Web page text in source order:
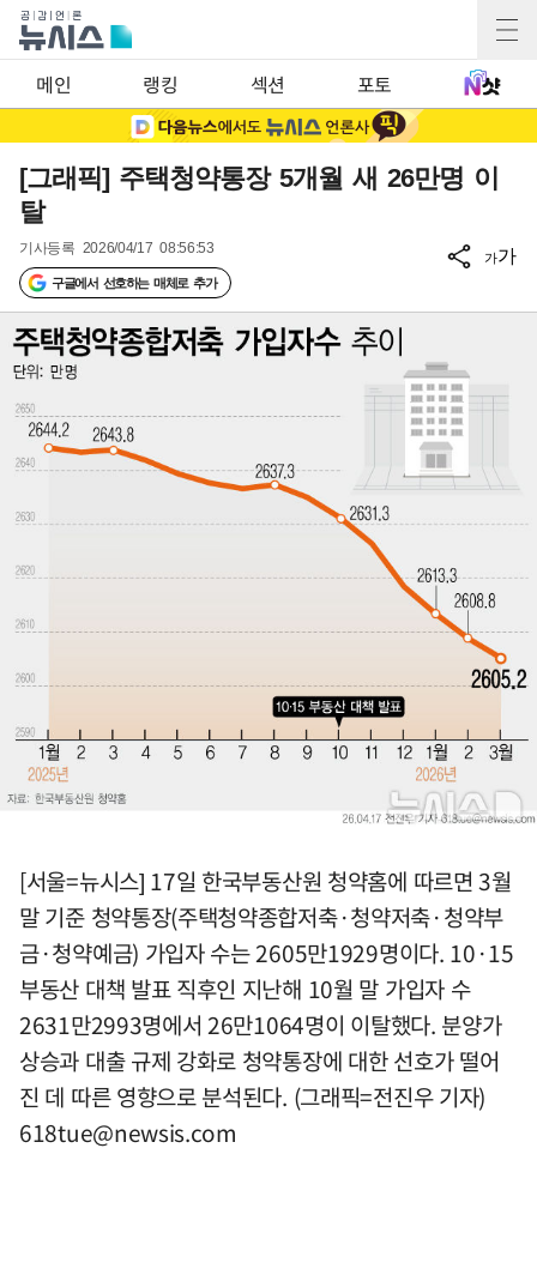
메인 랭킹 섹션 포토
[그래픽] 주택청약통장 5개월 새 26만명 이
탈
기사등록 2026/04/17 08:56:53
구글에서 선호하는 매체로 추가
가가
[서울=뉴시스] 17일 한국부동산원 청약홈에 따르면 3월
말 기준 청약통장(주택청약종합저축·청약저축·청약부
금·청약예금) 가입자 수는 2605만1929명이다. 10·15
부동산 대책 발표 직후인 지난해 10월 말 가입자 수
2631만2993명에서 26만1064명이 이탈했다. 분양가
상승과 대출 규제 강화로 청약통장에 대한 선호가 떨어
진 데 따른 영향으로 분석된다. (그래픽=전진우 기자)
618tue@newsis.com